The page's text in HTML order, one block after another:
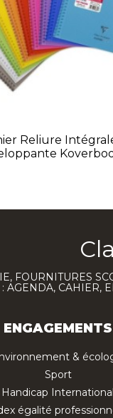
Reliure
FOURNITURES
AGENDA, CAHIER,
ENGAGEMENTS
&
Sport
Handicap International
égalité